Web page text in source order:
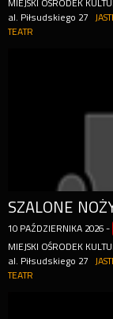
MIEJSKI OŚRODEK
al. Piłsudskiego 27
TEATR
SZALONE
10 PAŹDZIERNIKA 2026 -
MIEJSKI OŚRODEK
al. Piłsudskiego 27
TEATR